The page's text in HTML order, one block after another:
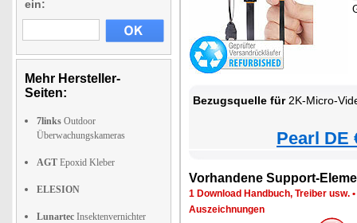
ein:
Mehr Hersteller-
Seiten:
7links Outdoor
Überwachungskameras
AGT Epoxid Kleber
ELESION
Lunartec Insektenvernichter
Bezugsquelle für2K-Micro-
Pearl DE
Vorhandene Support-
1 Download Handbuch, Treiber usw. •
Auszeichnungen